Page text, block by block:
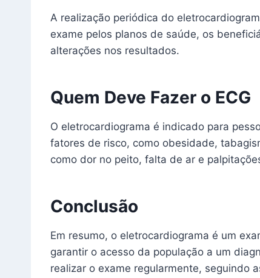
A realização periódica do
exame pelos planos de saúde, os
alterações nos resultados.
Quem Deve Fazer o ECG
O eletrocardiograma é indicado para
fatores de risco, como obesidade,
como dor no peito, falta de ar e
Conclusão
Em resumo, o eletrocardiograma é um
garantir o acesso da população a um
realizar o exame regularmente, seguindo